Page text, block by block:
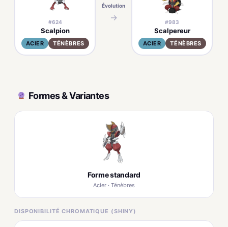
#624
Scalpion
ACIER TÉNÈBRES
Évolution
→ #983
Scalpereur
ACIER TÉNÈBRES
Formes & Variantes
Forme standard
Acier · Ténèbres
DISPONIBILITÉ CHROMATIQUE (SHINY)